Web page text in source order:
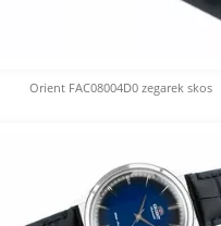
Orient FAC08004D0 zegarek skos